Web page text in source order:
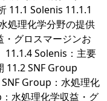
11.1 Solenis 11.1.1
処理化学分野の提供
グロスマージンお
11.1.4 Solenis：主要
11.2 SNF Group
Group：水処理化
水処理化学収益・グ